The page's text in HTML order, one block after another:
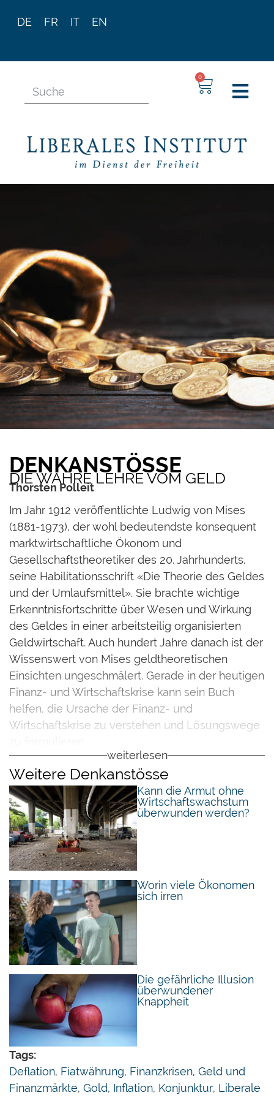
DE FR IT EN
0
DENKANSTÖSSE
DIE WAHRE LEHRE VOM GELD
Thorsten Polleit
Im Jahr 1912 veröffentlichte Ludwig von Mises
(1881-1973), der wohl bedeutendste konsequent
marktwirtschaftliche Ökonom und
Gesellschaftstheoretiker des 20. Jahrhunderts,
seine Habilitationsschrift «Die Theorie des Geldes
und der Umlaufsmittel». Sie brachte wichtige
Erkenntnisfortschritte über Wesen und Wirkung
des Geldes in einer arbeitsteilig organisierten
Geldwirtschaft. Auch hundert Jahre danach ist der
Wissenswert von Mises geldtheoretischen
Einsichten ungeschmälert. Gerade in der heutigen
Finanz- und Wirtschaftskrise kann sein Buch
helfen, die Ursache der Finanz- und
Wirtschaftskrise zu verstehen und Lösungswege
Entgegen der damals herrschenden Meinung
nahm der Wiener Ökonom Mises die Position ein,
dass Geld ein Gut wie jedes andere sei, mit einer
Besonderheit allerdings: Geld ist das liquideste
Gut, es ist das allgemein akzeptierte
Tauschmittel. Und die Tauschmittelfunktion ist die
einzige Funktion des Geldes; die
Wertaufbewahrungs- und
Recheneinheitsfunktion sind lediglich
Unterfunktionen der Tauschmittelfunktion. Daraus
folgt logischerweise: Steigt die Geldmenge, so
setzt das notwendigerweise den Tauschwert des
Geldes herab (im Vergleich zu einer Situation
ohne Ausweitung der Geldmenge).
Während die Ausweitung des Konsum- und
Investitionsgüterangebots wohlfahrtsmehrend ist,
gilt das nicht auch für eine Ausweitung der
Geldmenge. Sie führt lediglich zu einer
Umverteilung («Cantillon-Effekt»), so Mises.
Diejenigen, die das neu geschaffene Geld als
weiterlesen
Weitere Denkanstösse
Kann die Armut ohne
Wirtschaftswachstum
überwunden werden?
Worin viele Ökonomen
sich irren
Die gefährliche Illusion
überwundener
Knappheit
Tags:
Deflation, Fiatwährung, Finanzkrisen, Geld und
Finanzmärkte, Gold, Inflation, Konjunktur, Liberale